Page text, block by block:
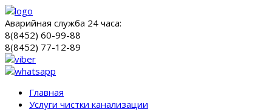
Аварийная служба 24 часа:
8(8452) 60-99-88
8(8452) 77-12-89
Главная
Услуги чистки канализации